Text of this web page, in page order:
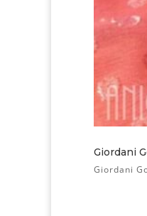
Giordani
Giordani